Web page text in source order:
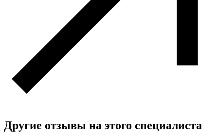
Другие отзывы на этого специалиста